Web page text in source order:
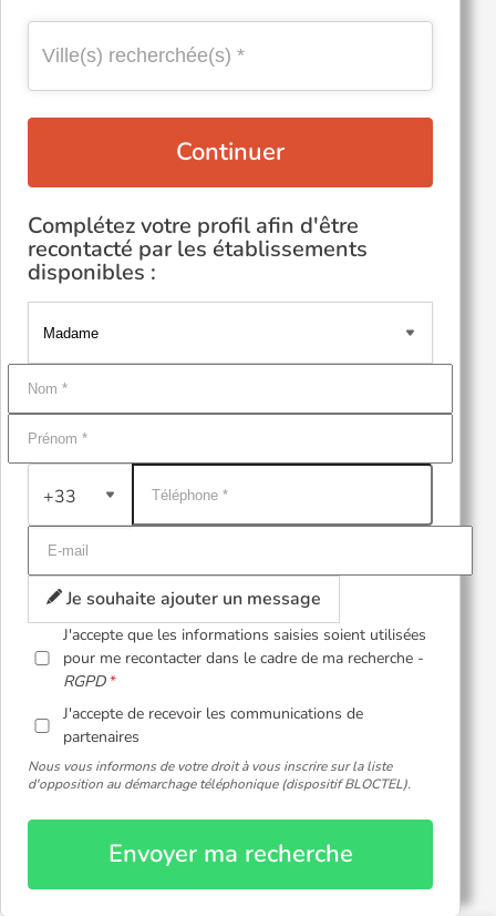
Continuer
Complétez votre profil afin d'être
recontacté par les établissements
disponibles :
+33
Je souhaite ajouter un message
J'accepte que les informations saisies soient utilisées
pour me recontacter dans le cadre de ma recherche -
RGPD
J'accepte de recevoir les communications de
partenaires
Nous vous informons de votre droit à vous inscrire sur la liste
d'opposition au démarchage téléphonique (dispositif BLOCTEL).
Envoyer ma recherche